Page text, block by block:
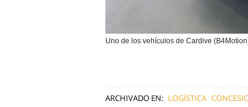
Uno de los vehículos de Cardive
ARCHIVADO EN: LOGÍSTICA